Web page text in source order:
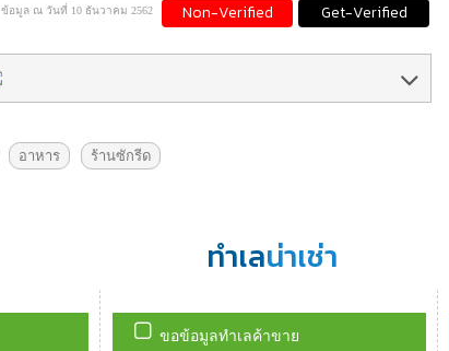
Get-Verified
Non-Verified
ข้อมูล ณ วันที่ 10 ธันวาคม 2562
อาหาร ร้านซักรีด
ทำเลน่าเช่า
ขอข้อมูลทำเลค้าขาย